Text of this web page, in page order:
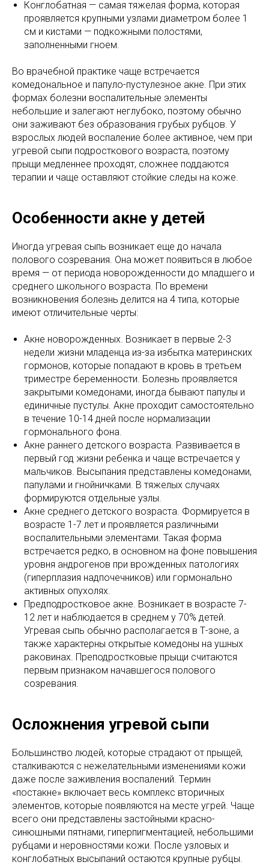
Конглобатная — самая тяжелая форма, которая
проявляется крупными узлами диаметром более 1
см и кистами — подкожными полостями,
заполненными гноем.
Во врачебной практике чаще встречается
комедональное и папуло-пустулезное акне. При этих
формах болезни воспалительные элементы
небольшие и залегают неглубоко, поэтому обычно
они заживают без образования грубых рубцов. У
взрослых людей воспаление более активное, чем при
угревой сыпи подросткового возраста, поэтому
прыщи медленнее проходят, сложнее поддаются
терапии и чаще оставляют стойкие следы на коже.
Особенности акне у детей
Иногда угревая сыпь возникает еще до начала
полового созревания. Она может появиться в любое
время — от периода новорожденности до младшего и
среднего школьного возраста. По времени
возникновения болезнь делится на 4 типа, которые
имеют отличительные черты:
Акне новорожденных. Возникает в первые 2-3
недели жизни младенца из-за избытка материнских
гормонов, которые попадают в кровь в третьем
триместре беременности. Болезнь проявляется
закрытыми комедонами, иногда бывают папулы и
единичные пустулы. Акне проходит самостоятельно
в течение 10-14 дней после нормализации
гормонального фона.
Акне раннего детского возраста. Развивается в
первый год жизни ребенка и чаще встречается у
мальчиков. Высыпания представлены комедонами,
папулами и гнойничками. В тяжелых случаях
формируются отдельные узлы.
Акне среднего детского возраста. Формируется в
возрасте 1-7 лет и проявляется различными
воспалительными элементами. Такая форма
встречается редко, в основном на фоне повышения
уровня андрогенов при врожденных патологиях
(гиперплазия надпочечников) или гормонально
активных опухолях.
Предподростковое акне. Возникает в возрасте 7-
12 лет и наблюдается в среднем у 70% детей.
Угревая сыпь обычно располагается в Т-зоне, а
также характерны открытые комедоны на ушных
раковинах. Преподростковые прыщи считаются
первым признаком начавшегося полового
созревания.
Осложнения угревой сыпи
Большинство людей, которые страдают от прыщей,
сталкиваются с нежелательными изменениями кожи
даже после заживления воспалений. Термин
«постакне» включает весь комплекс вторичных
элементов, которые появляются на месте угрей. Чаще
всего они представлены застойными красно-
синюшными пятнами, гиперпигментацией, небольшими
рубцами и неровностями кожи. После узловых и
конглобатных высыпаний остаются крупные рубцы.